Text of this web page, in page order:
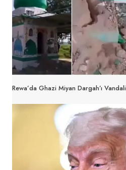
Rewa’da Ghazi Miyan Dargah’ı